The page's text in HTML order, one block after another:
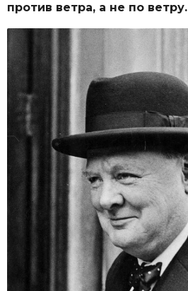
против ветра, а не по ветру.